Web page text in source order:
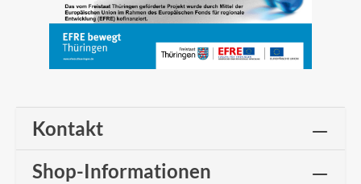
Kontakt
Shop-Informationen